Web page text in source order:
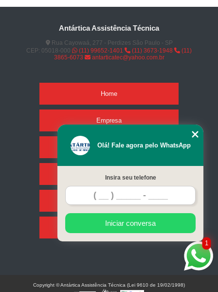
Antártica Assistência Técnica
Rua Cayowaá, 277 - Perdizes São Paulo - SP
CEP: 05018-000
(11) 99652-1401 (11) 3673-1948
(11)
3865-6073
antarticatec@yahoo.com.br
Home
Empresa
Missão
Serviços
Contato
Mapa do site
1
Olá! Fale agora pelo WhatsApp
Insira seu telefone
Iniciar conversa
Copyright © Antártica Assistência Técnica (Lei 9610 de 19/02/1998)